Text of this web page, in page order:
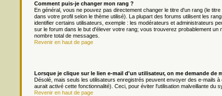
Comment puis-je changer mon rang ?
En général, vous ne pouvez pas directement changer le titre d'un rang (le
dans votre profil selon le thème utilisé). La plupart des forums utilisent les
identifier certains utilisateurs, exemple : les modérateurs et administrateurs
sur le forum dans le but d'élever votre rang; vous trouverez probablement
nombre total de messages.
Revenir en haut de page
Lorsque je clique sur le lien e-mail d'un utilisateur, on me demande de
Désolé, mais seuls les utilisateurs enregistrés peuvent envoyer des e-mails
aurait activé cette fonctionnalité). Ceci, pour éviter l'utilisation malveillante du
Revenir en haut de page